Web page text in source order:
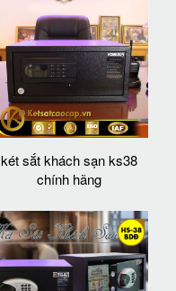
két sắt khách sạn ks38
chính hãng